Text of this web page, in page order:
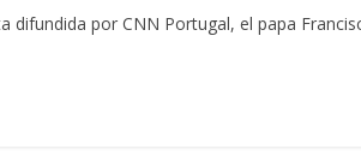
difundida por CNN Portugal, el papa